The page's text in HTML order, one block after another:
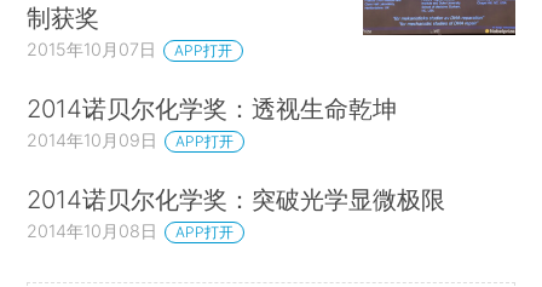
制获奖
2015年10月07日 APP打开
2014诺贝尔化学奖：透视生命乾坤
2014年10月09日 APP打开
2014诺贝尔化学奖：突破光学显微极限
2014年10月08日 APP打开